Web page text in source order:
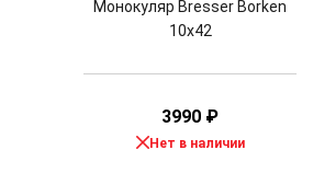
Монокуляр Bresser Borken
10x42
3990 ₽
Нет в наличии